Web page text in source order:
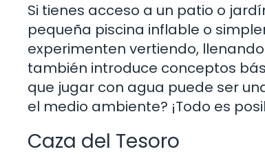
Si tienes acceso a un patio o
pequeña piscina inflable o
experimenten vertiendo,
también introduce conceptos
que jugar con agua puede ser
el medio ambiente? ¡Todo es
Caza del Tesoro